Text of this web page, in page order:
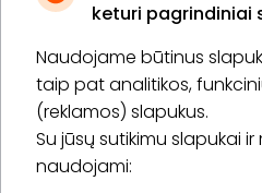
keturi pagrindiniai
Naudojame būtinus
taip pat analitikos,
(reklamos) slapukus.
Su jūsų sutikimu slapukai
naudojami:
* Susipažinau su